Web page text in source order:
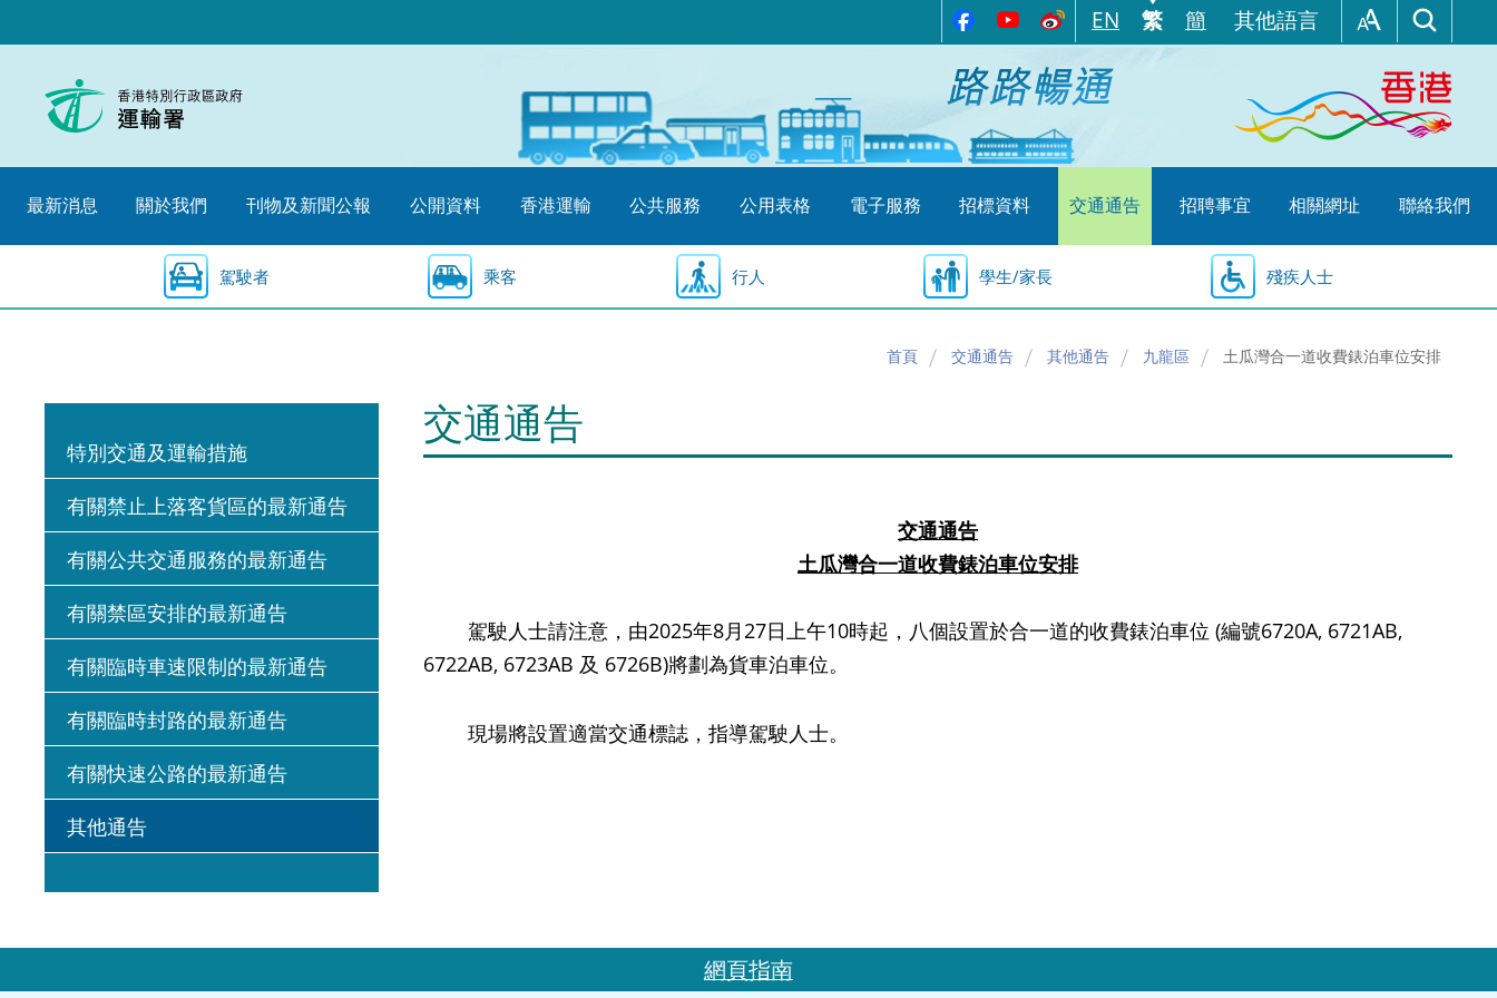
至
始
EN 繁 簡 其他語言
最新消息 關於我們 刊物及新聞公報 公開資料 香港運輸 公共服務 公用表格 電子服務 招標資料 交通通告 招聘事宜 相關網址 聯絡我們
駕駛者 乘客 行人 學生/家長 殘疾人士
首頁 交通通告 其他通告 九龍區 土瓜灣合一道收費錶泊車位安排
特別交通及運輸措施
有關禁止上落客貨區的最新通告
有關公共交通服務的最新通告
有關禁區安排的最新通告
有關臨時車速限制的最新通告
有關臨時封路的最新通告
有關快速公路的最新通告
其他通告
交通通告
交通通告
土瓜灣合一道收費錶泊車位安排
駕駛人士請注意，由2025年8月27日上午10時起，八個設置於合一道的收費錶泊車位 (編號6720A, 6721AB,
6722AB, 6723AB 及 6726B)將劃為貨車泊車位。
現場將設置適當交通標誌，指導駕駛人士。
網頁指南